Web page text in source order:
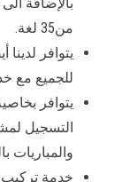
من35 لغة.
يتوافر
للجميع مع
التسجيل
والمباريات
خدمة